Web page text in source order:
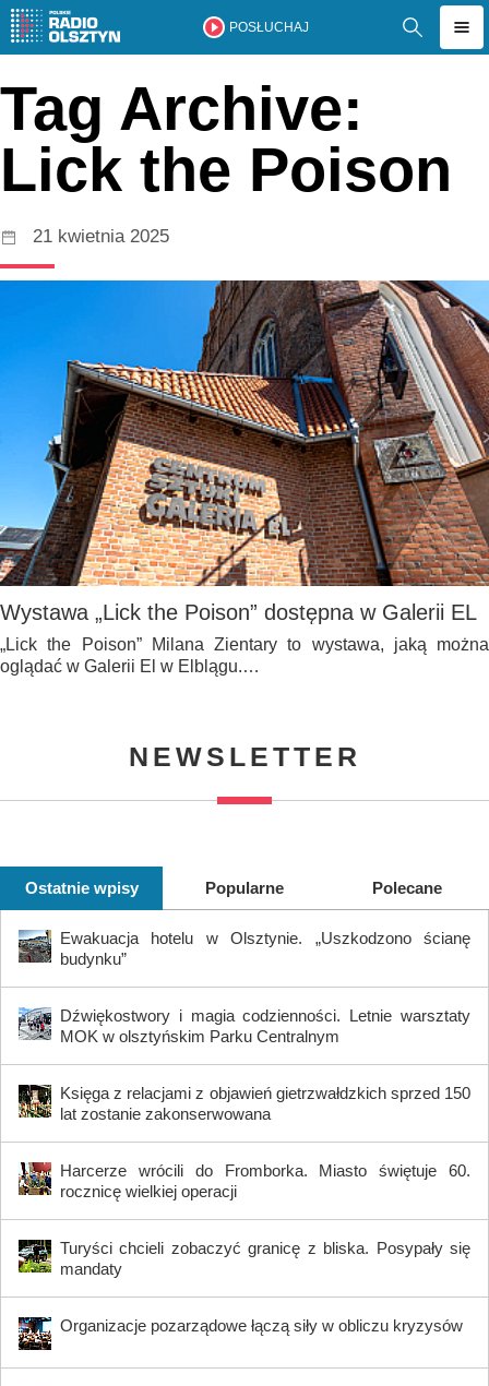
POSŁUCHAJ
Tag Archive:
Lick the Poison
21 kwietnia 2025
Wystawa „Lick the Poison” dostępna w Galerii EL
„Lick the Poison” Milana Zientary to wystawa, jaką można
oglądać w Galerii El w Elblągu.…
NEWSLETTER
Ostatnie wpisy Popularne Polecane
Ewakuacja hotelu w Olsztynie. „Uszkodzono ścianę
budynku”
Dźwiękostwory i magia codzienności. Letnie warsztaty
MOK w olsztyńskim Parku Centralnym
Księga z relacjami z objawień gietrzwałdzkich sprzed 150
lat zostanie zakonserwowana
Harcerze wrócili do Fromborka. Miasto świętuje 60.
rocznicę wielkiej operacji
Turyści chcieli zobaczyć granicę z bliska. Posypały się
mandaty
Organizacje pozarządowe łączą siły w obliczu kryzysów